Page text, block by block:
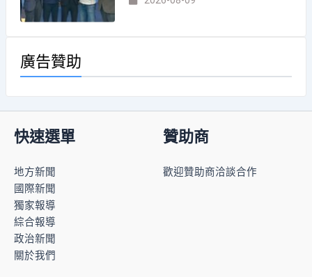
廣告贊助
快速選單
地方新聞
國際新聞
獨家報導
綜合報導
政治新聞
關於我們
贊助商
歡迎贊助商洽談合作